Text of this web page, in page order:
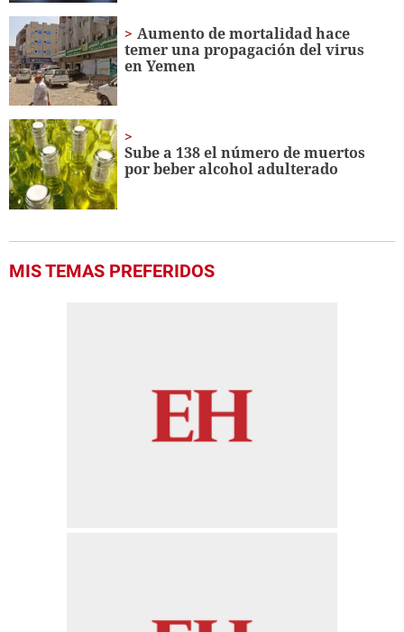
Aumento de mortalidad hace
temer una propagación del virus
en Yemen
Sube a 138 el número de muertos
por beber alcohol adulterado
MIS TEMAS PREFERIDOS